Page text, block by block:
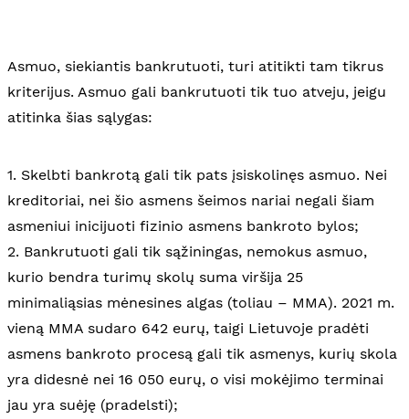
Asmuo, siekiantis bankrutuoti, turi atitikti tam tikrus
kriterijus. Asmuo gali bankrutuoti tik tuo atveju, jeigu
atitinka šias sąlygas:
1. Skelbti bankrotą gali tik pats įsiskolinęs asmuo. Nei
kreditoriai, nei šio asmens šeimos nariai negali šiam
asmeniui inicijuoti fizinio asmens bankroto bylos;
2. Bankrutuoti gali tik sąžiningas, nemokus asmuo,
kurio bendra turimų skolų suma viršija 25
minimaliąsias mėnesines algas (toliau – MMA). 2021 m.
vieną MMA sudaro 642 eurų, taigi Lietuvoje pradėti
asmens bankroto procesą gali tik asmenys, kurių skola
yra didesnė nei 16 050 eurų, o visi mokėjimo terminai
jau yra suėję (pradelsti);